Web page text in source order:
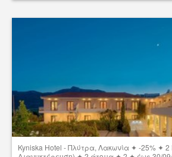
tsibato
Kyniska Hotel - Πλύτρα, Λακωνία ✦ -25% ✦ 2